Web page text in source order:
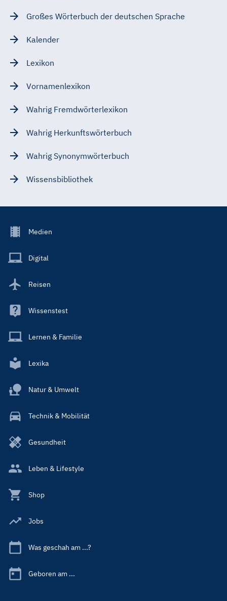
Großes Wörterbuch der deutschen Sprache
Kalender
Lexikon
Vornamenlexikon
Wahrig Fremdwörterlexikon
Wahrig Herkunftswörterbuch
Wahrig Synonymwörterbuch
Wissensbibliothek
Footer
Main
Medien
Digital
Reisen
Wissenstest
Lernen & Familie
Lexika
Natur & Umwelt
Technik & Mobilität
Gesundheit
Leben & Lifestyle
Shop
Jobs
Was geschah am ...?
Geboren am ...